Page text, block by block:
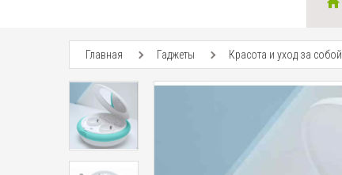
Главная Гаджеты Красота и уход за собой